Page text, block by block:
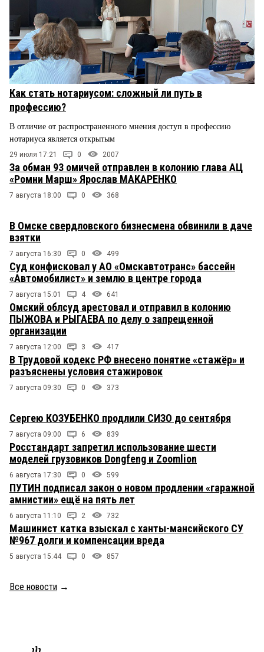
Как стать нотариусом: сложный ли путь в
профессию?
В отличие от распространенного мнения доступ в профессию
нотариуса является открытым
29 июля 17:21 0 2007
За обман 93 омичей отправлен в колонию глава АЦ
«Ромни Марш» Ярослав МАКАРЕНКО
7 августа 18:00 0 368
В Омске свердловского бизнесмена обвинили в даче
взятки
7 августа 16:30 0 499
Суд конфисковал у АО «Омскавтотранс» бассейн
«Автомобилист» и землю в центре города
7 августа 15:01 4 641
Омский облсуд арестовал и отправил в колонию
ПЫЖОВА и РЫГАЕВА по делу о запрещенной
организации
7 августа 12:00 3 417
В Трудовой кодекс РФ внесено понятие «стажёр» и
разъяснены условия стажировок
7 августа 09:30 0 373
Сергею КОЗУБЕНКО продлили СИЗО до сентября
7 августа 09:00 6 839
Росстандарт запретил использование шести
моделей грузовиков Dongfeng и Zoomlion
6 августа 17:30 0 599
ПУТИН подписал закон о новом продлении «гаражной
амнистии» ещё на пять лет
6 августа 11:10 2 732
Машинист катка взыскал с ханты-мансийского СУ
№967 долги и компенсации вреда
5 августа 15:44 0 857
Все новости →